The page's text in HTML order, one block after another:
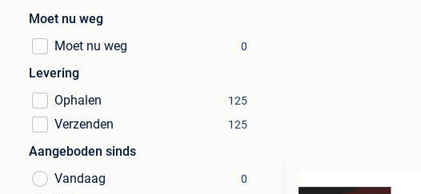
Moet nu weg
Moet nu weg
0
Levering
Ophalen
125
Verzenden 125
Aangeboden sinds
Vandaag
0